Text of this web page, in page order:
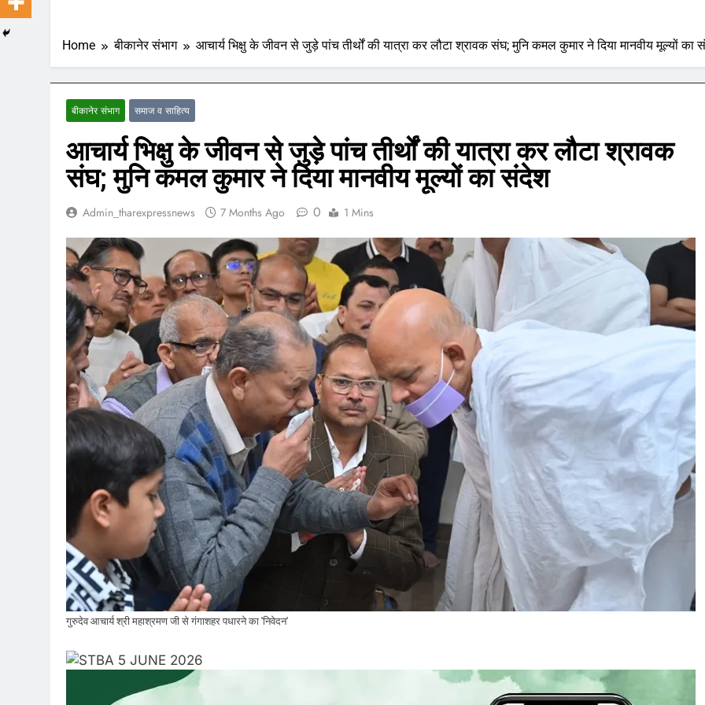
Home बीकानेर संभाग आचार्य भिक्षु के जीवन से जुड़े पांच तीर्थों की यात्रा कर लौटा श्रावक संघ; मुनि कमल कुमार ने दिया मानवीय मूल्यों का
बीकानेर संभाग समाज व साहित्य
आचार्य भिक्षु के जीवन से जुड़े पांच तीर्थों की यात्रा कर लौटा श्रावक
संघ; मुनि कमल कुमार ने दिया मानवीय मूल्यों का संदेश
Admin_tharexpressnews 7 Months Ago 0 1 Mins
गुरुदेव आचार्य श्री महाश्रमण जी से गंगाशहर पधारने का 'निवेदन'